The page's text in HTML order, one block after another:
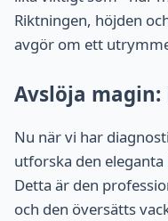
Riktningen, höjden
avgör om ett
Avslöja
Nu när vi har
utforska den
Detta är den
och den översätts